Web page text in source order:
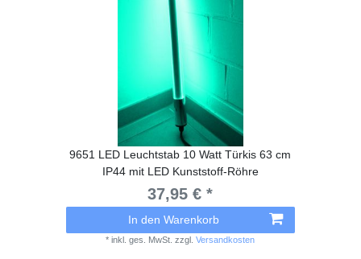
9651 LED Leuchtstab 10 Watt Türkis 63 cm
IP44 mit LED Kunststoff-Röhre
37,95 € *
In den Warenkorb
*inkl. ges. MwSt. zzgl.Versandkosten